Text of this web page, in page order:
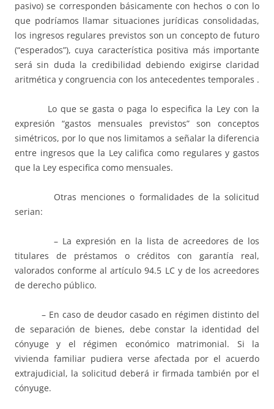
pasivo) se corresponden básicamente con hechos o con lo
que podríamos llamar situaciones jurídicas consolidadas,
los ingresos regulares previstos son un concepto de futuro
(“esperados”), cuya característica positiva más importante
será sin duda la credibilidad debiendo exigirse claridad
aritmética y congruencia con los antecedentes temporales .
Lo que se gasta o paga lo especifica la Ley con la
expresión “gastos mensuales previstos” son conceptos
simétricos, por lo que nos limitamos a señalar la diferencia
entre ingresos que la Ley califica como regulares y gastos
que la Ley especifica como mensuales.
Otras menciones o formalidades de la solicitud
serian:
– La expresión en la lista de acreedores de los
titulares de préstamos o créditos con garantía real,
valorados conforme al artículo 94.5 LC y de los acreedores
de derecho público.
– En caso de deudor casado en régimen distinto del
de separación de bienes, debe constar la identidad del
cónyuge y el régimen económico matrimonial. Si la
vivienda familiar pudiera verse afectada por el acuerdo
extrajudicial, la solicitud deberá ir firmada también por el
cónyuge.